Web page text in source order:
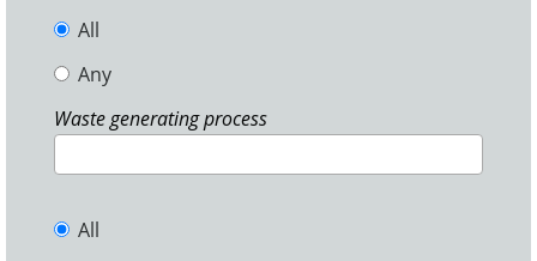
All
Any
Waste generating process
All